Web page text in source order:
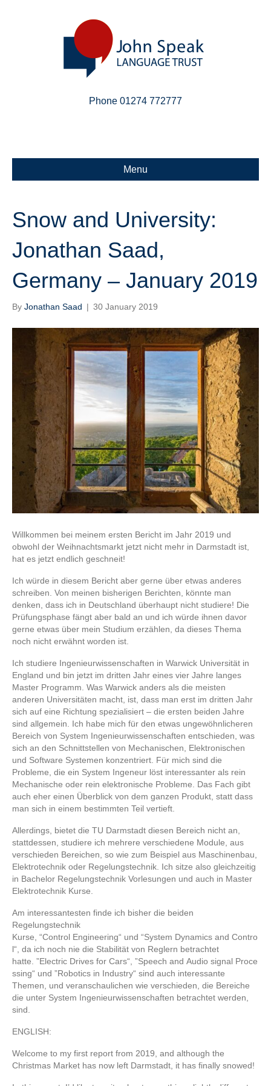
Phone 01274 772777
Menu
Snow and University:
Jonathan Saad,
Germany – January 2019
By Jonathan Saad | 30 January 2019
Willkommen bei meinem ersten Bericht im Jahr 2019 und
obwohl der Weihnachtsmarkt jetzt nicht mehr in Darmstadt ist,
hat es jetzt endlich geschneit!
Ich würde in diesem Bericht aber gerne über etwas anderes
schreiben. Von meinen bisherigen Berichten, könnte man
denken, dass ich in Deutschland überhaupt nicht studiere! Die
Prüfungsphase fängt aber bald an und ich würde ihnen davor
gerne etwas über mein Studium erzählen, da dieses Thema
noch nicht erwähnt worden ist.
Ich studiere Ingenieurwissenschaften in Warwick Universität in
England und bin jetzt im dritten Jahr eines vier Jahre langes
Master Programm. Was Warwick anders als die meisten
anderen Universitäten macht, ist, dass man erst im dritten Jahr
sich auf eine Richtung spezialisiert – die ersten beiden Jahre
sind allgemein. Ich habe mich für den etwas ungewöhnlicheren
Bereich von System Ingenieurwissenschaften entschieden, was
sich an den Schnittstellen von Mechanischen, Elektronischen
und Software Systemen konzentriert. Für mich sind die
Probleme, die ein System Ingeneur löst interessanter als rein
Mechanische oder rein elektronische Probleme. Das Fach gibt
auch eher einen Überblick von dem ganzen Produkt, statt dass
man sich in einem bestimmten Teil vertieft.
Allerdings, bietet die TU Darmstadt diesen Bereich nicht an,
stattdessen, studiere ich mehrere verschiedene Module, aus
verschieden Bereichen, so wie zum Beispiel aus Maschinenbau,
Elektrotechnik oder Regelungstechnik. Ich sitze also gleichzeitig
in Bachelor Regelungstechnik Vorlesungen und auch in Master
Elektrotechnik Kurse.
Am interessantesten finde ich bisher die beiden
Regelungstechnik
Kurse, “Control Engineering“ und “System Dynamics and Contro
l“ , da ich noch nie die Stabilität von Reglern betrachtet
hatte. ”Electric Drives for Cars“ ”Speech and Audio signal Proce
ssing“ und ”Robotics in Industry“ sind auch interessante
Themen, und veranschaulichen wie verschieden, die Bereiche
die unter System Ingenieurwissenschaften betrachtet werden,
sind.
ENGLISH:
Welcome to my first report from 2019, and although the
Christmas Market has now left Darmstadt, it has finally snowed!